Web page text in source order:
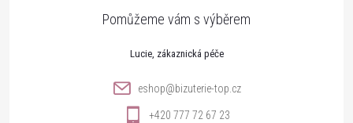
Lucie
eshop@bizuterie-top.cz
+420 777 72 67 23